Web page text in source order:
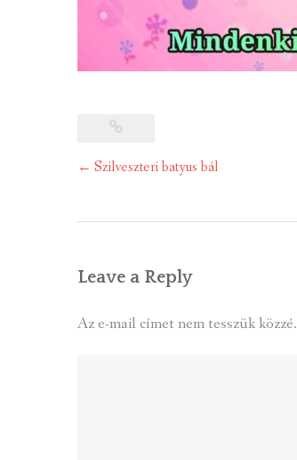
Post
← Szilveszteri batyus bál
Leave a Reply
Az e-mail címet nem tesszük közzé.